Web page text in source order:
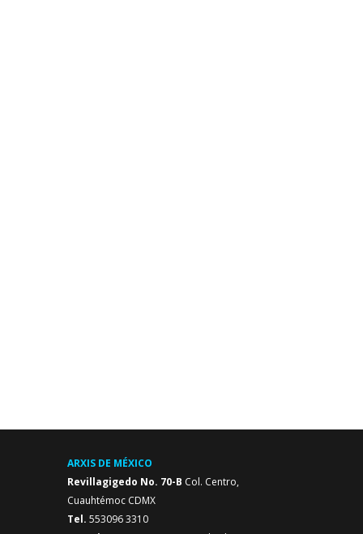
ARXIS DE MÉXICO
Revillagigedo No. 70-B Col. Centro,
Cuauhtémoc CDMX
Tel. 553096 3310